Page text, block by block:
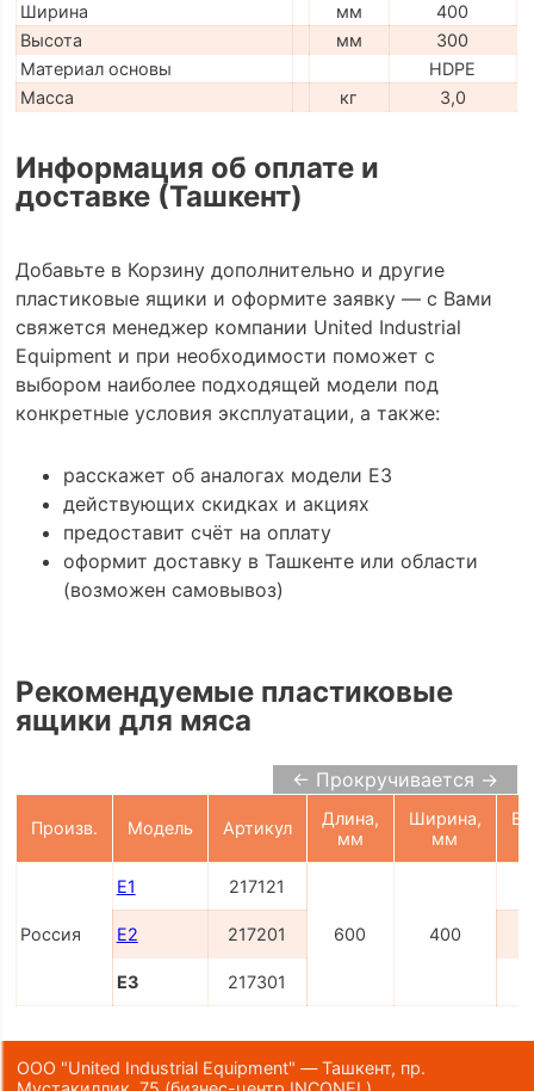
Ширина
мм
400
Высота
мм
300
Материал основы
HDPE
Масса
кг 3,0
Информация об оплате и
доставке (Ташкент)
Добавьте в Корзину дополнительно и другие
пластиковые ящики и оформите заявку — с Вами
свяжется менеджер компании United Industrial
Equipment и при необходимости поможет с
выбором наиболее подходящей модели под
конкретные условия эксплуатации, а также:
расскажет об аналогах модели E3
действующих скидках и акциях
предоставит счёт на оплату
оформит доставку в Ташкенте или области
(возможен самовывоз)
Рекомендуемые пластиковые
ящики для мяса
← Прокручивается →
Произв. Модель Артикул
Длина,
мм
Ширина,
мм
Россия
Е1 217121
600 400
E2 217201
E3 217301
ООО "United Industrial Equipment" — Ташкент, пр.